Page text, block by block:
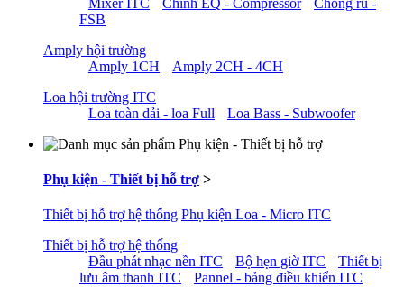
FSB
Amply hội trường
Amply 1CH
Amply 2CH - 4CH
Loa hội trường ITC
Loa toàn dải - loa Full
Loa Bass - Subwoofer
Phụ kiện - Thiết bị hỗ trợ >
Thiết bị hỗ trợ hệ thống Phụ kiện Loa - Micro ITC
Thiết bị hỗ trợ hệ thống
Đầu phát nhạc nền ITC
Bộ hẹn giờ ITC
Thiết bị
lưu âm thanh ITC
Pannel - bảng điều khiển ITC